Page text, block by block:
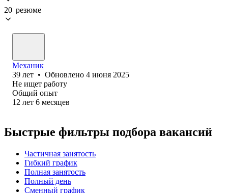
20 резюме
Механик
39 лет • Обновлено 4 июня 2025
Не ищет работу
Общий опыт
12 лет 6 месяцев
Быстрые фильтры подбора вакансий
Частичная занятость
Гибкий график
Полная занятость
Полный день
Сменный график